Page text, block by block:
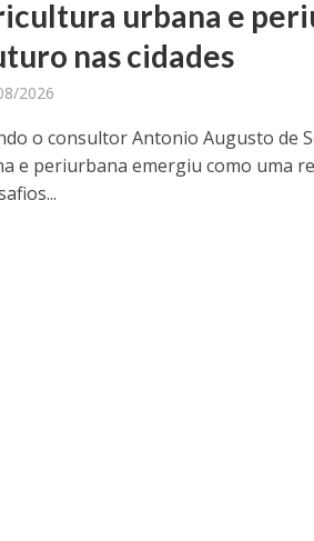
urbana e
nas cidades
2026
o consultor Antonio Augusto de
e periurbana emergiu como uma